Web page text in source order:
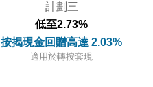
計劃三
低至2.73%
按揭現金回贈高達 2.03%
適用於轉按套現